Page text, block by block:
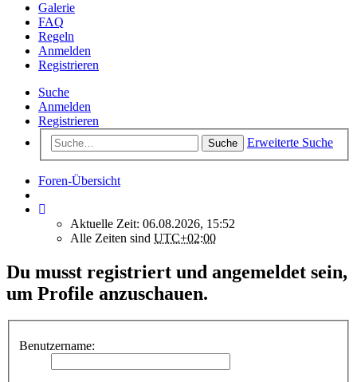
Galerie
FAQ
Regeln
Anmelden
Registrieren
Suche
Anmelden
Registrieren
Suche Erweiterte Suche
Foren-Übersicht
Aktuelle Zeit: 06.08.2026, 15:52
Alle Zeiten sind UTC+02:00
Du musst registriert und angemeldet sein,
um Profile anzuschauen.
Benutzername: